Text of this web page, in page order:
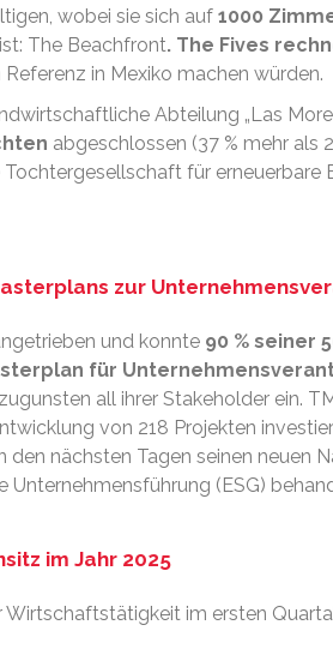
wobei sie sich auf 1000
The Beachfront. The Fives
in Mexiko machen würden.
Abteilung „Las
abgeschlossen (37 % mehr als
für
zur
und konnte 90 % seiner
für
all ihrer Stakeholder ein.
von 218 Projekten
nächsten Tagen seinen neuen
(ESG)
im Jahr 2025
im ersten